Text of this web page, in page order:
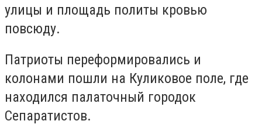
улицы и площадь политы кровью
повсюду.
Патриоты переформировались и
колонами пошли на Куликовое поле, где
находился палаточный городок
Сепаратистов.